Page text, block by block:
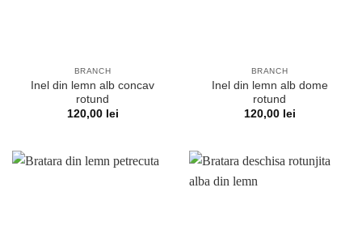
BRANCH
Inel din lemn alb concav
rotund
120,00 lei
BRANCH
Inel din lemn alb dome
rotund
120,00 lei